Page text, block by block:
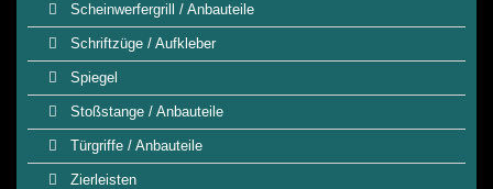
Scheinwerfergrill / Anbauteile
Schriftzüge / Aufkleber
Spiegel
Stoßstange / Anbauteile
Türgriffe / Anbauteile
Zierleisten